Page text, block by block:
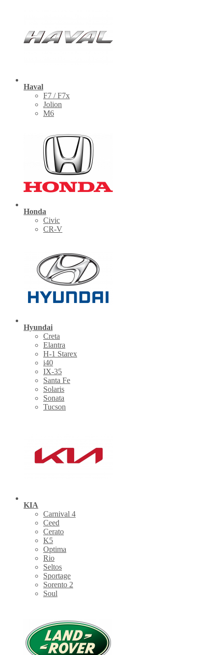
Haval
F7 / F7x
Jolion
M6
Honda
Civic
CR-V
Hyundai
Creta
Elantra
H-1 Starex
i40
IX-35
Santa Fe
Solaris
Sonata
Tucson
KIA
Carnival 4
Ceed
Cerato
K5
Optima
Rio
Seltos
Sportage
Sorento 2
Soul